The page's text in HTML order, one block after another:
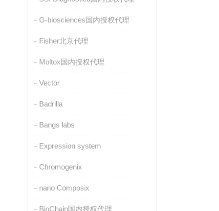
G-biosciences国内授权代理
Fisher北京代理
Moltox国内授权代理
Vector
Badrilla
Bangs labs
Expression system
Chromogenix
nano Composix
BioChain国内授权代理